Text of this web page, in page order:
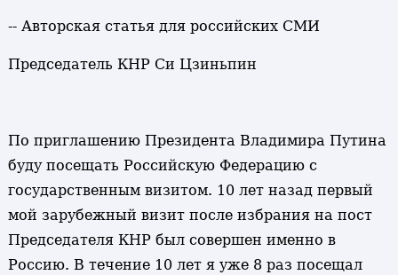
-- Авторская статья для российских СМИ
Председатель КНР Си Цзиньпин
По приглашению Президента Владимира Путина
буду посещать Российскую Федерацию с
государственным визитом. 10 лет назад первый
мой зарубежный визит после избрания на пост
Председателя КНР был совершен именно в
Россию. В течение 10 лет я уже 8 раз посещал